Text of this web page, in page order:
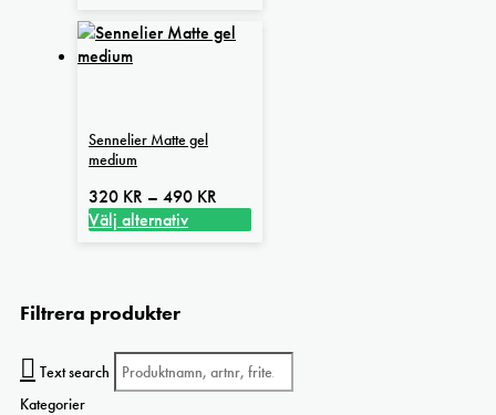
Sennelier Matte gel
medium
320 KR – 490 KR
320 kr
Välj alternativ
har
varianter.
De
Filtrera produkter
Text search
Kategorier